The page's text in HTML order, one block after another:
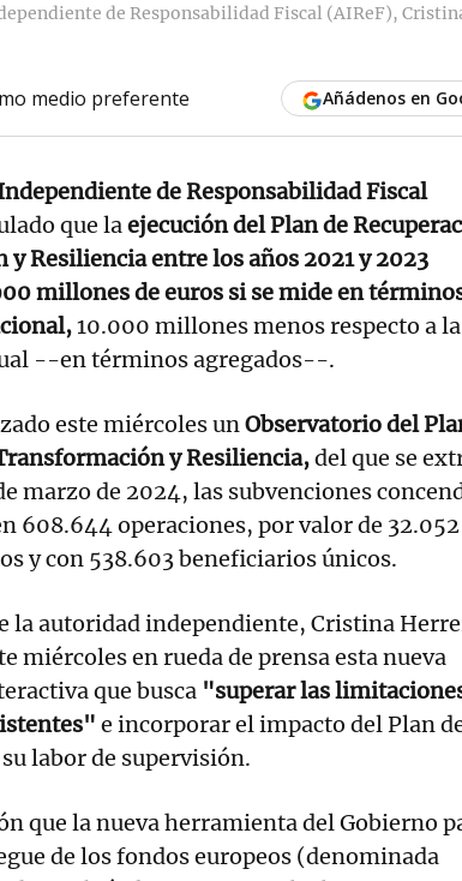
de Responsabilidad Fiscal (AIReF),
medio preferente Añádenos en
de Responsabilidad Fiscal
que laejecución del Plan de
Resiliencia entre los años 2021 y 2023
millones de euros si se mide en
10.000 millones menos respecto a la
--en términos agregados--.
este miércoles unObservatorio del
y Resiliencia,del que se
marzo de 2024, las subvenciones
608.644 operaciones, por valor de 32.052
y con 538.603 beneficiarios únicos.
la autoridad independiente, Cristina
miércoles en rueda de prensa esta nueva
que busca "superar las
e incorporar el impacto del Plan
labor de supervisión.
que la nueva herramienta del Gobierno
de los fondos europeos (denominada